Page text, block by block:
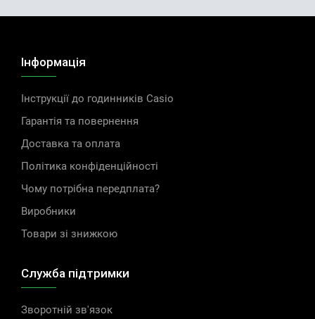
Інформація
Інструкції до годинників Casio
Гарантія та повернення
Доставка та оплата
Політика конфіденційності
Чому потрібна передплата?
Виробники
Товари зі знижкою
Служба підтримки
Зворотній зв'язок